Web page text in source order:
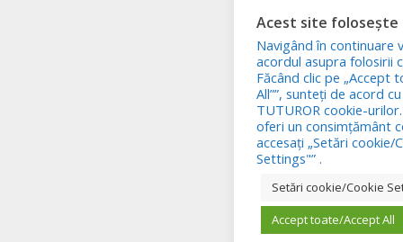
Acest site folosește
Navigând în continuare
acordul asupra folosirii
Făcând clic pe „Accept
All””, sunteți de acord
TUTUROR cookie-
oferi un consimțământ
accesați „Setări cookie/
Settings"” .
Setări cookie/Cookie
Accept toate/Accept All